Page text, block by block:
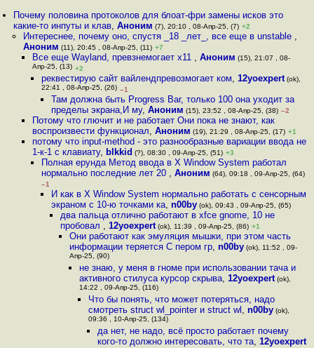
Почему половина протоколов для блоат-фри замены исков это
какие-то инпуты и клав,Аноним (7), 20:10 , 08-Апр-25, (7) +2
Интереснее, почему оно, спустя _18 _лет_, все еще в unstable ,
Аноним (11), 20:45 , 08-Апр-25, (11) +7
Все еще Wayland, превзнемогает x11 , Аноним (15), 21:07 , 08-
Апр-25, (13) +2
реквестирую сайт вайлендпревозмогает ком,12yoexpert (ok),
22:41 , 08-Апр-25, (26) –1
Там должна быть Progress Bar, только 100 она уходит за
пределы экрана,И му, Аноним (15), 23:52 , 08-Апр-25, (38) –2
Потому что глючит и не работает Они пока не знают, как
воспроизвести функционал, Аноним (19), 21:29 , 08-Апр-25, (17) +1
потому что input-method - это разнообразные вариации ввода не
1-к-1 с клавиату, blkkid (?), 08:30 , 09-Апр-25, (51) +3
Полная ерунда Метод ввода в X Window System работал
нормально последние лет 20 ,Аноним (64), 09:18 , 09-Апр-25, (64)
–1
И как в X Window System нормально работать с сенсорным
экраном с 10-ю точками ка, n00by(ok), 09:43 , 09-Апр-25, (65)
два пальца отлично работают в xfce gnome, 10 не
пробовал , 12yoexpert(ok), 11:39 , 09-Апр-25, (86) +1
Они работают как эмуляция мышки, при этом часть
информации теряется С пером гр,n00by (ok), 11:52 , 09-
Апр-25, (90)
не знаю, у меня в гноме при использовании тача и
активного стилуса курсор скрыва, 12yoexpert(ok),
14:22 , 09-Апр-25, (116)
Что бы понять, что может потеряться, надо
смотреть struct wl_pointer и struct wl , n00by(ok),
09:36 , 10-Апр-25, (134)
да нет, не надо, всё просто работает почему
кого-то должно интересовать, что та,12yoexpert